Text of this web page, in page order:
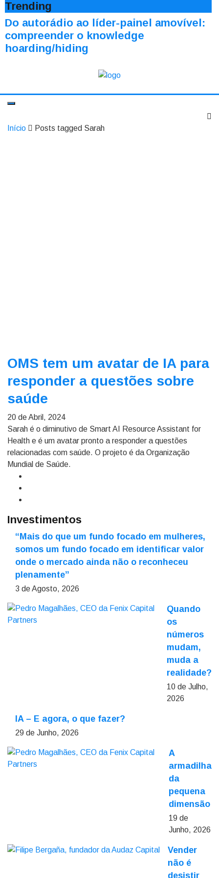
Trending
Do autorádio ao líder-painel amovível:
compreender o knowledge
hoarding/hiding
Início Posts tagged Sarah
OMS tem um avatar de IA para
responder a questões sobre
saúde
20 de Abril, 2024
Sarah é o diminutivo de Smart AI Resource Assistant for
Health e é um avatar pronto a responder a questões
relacionadas com saúde. O projeto é da Organização
Mundial de Saúde.
Investimentos
“Mais do que um fundo focado em mulheres,
somos um fundo focado em identificar valor
onde o mercado ainda não o reconheceu
plenamente”
3 de Agosto, 2026
Quando
os
números
mudam,
muda a
realidade?
10 de Julho,
2026
IA – E agora, o que fazer?
29 de Junho, 2026
A
armadilha
da
pequena
dimensão
19 de
Junho, 2026
Vender
não é
desistir